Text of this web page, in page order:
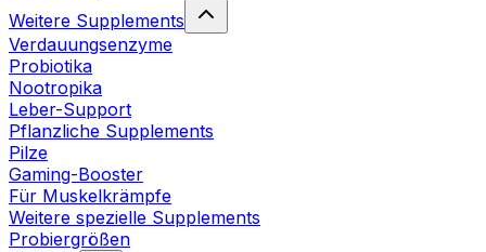
Weitere Supplements
Verdauungsenzyme
Probiotika
Nootropika
Leber-Support
Pflanzliche Supplements
Pilze
Gaming-Booster
Für Muskelkrämpfe
Weitere spezielle Supplements
Probiergrößen